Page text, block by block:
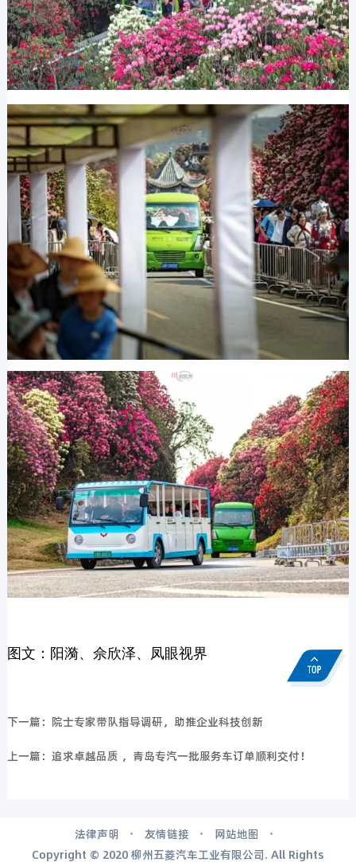
图文：阳漪、佘欣泽、凤眼视界
下一篇：院士专家带队指导调研，助推企业科技创新
上一篇：追求卓越品质 ，青岛专汽一批服务车订单顺利交付！
法律声明 友情链接
网站地图
Copyright © 2020 柳州五菱汽车工业有限公司. All Rights